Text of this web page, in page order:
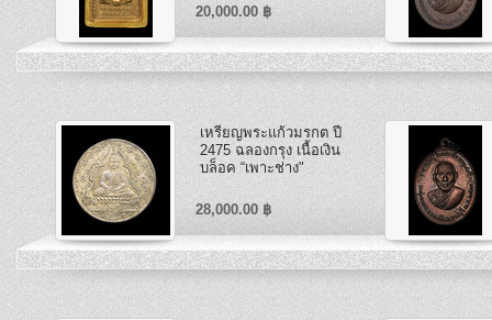
20,000.00 ฿
เหรียญพระแก้วมรกต ปี
2475 ฉลองกรุง เนื้อเงิน
บล็อค “เพาะช่าง"
28,000.00 ฿